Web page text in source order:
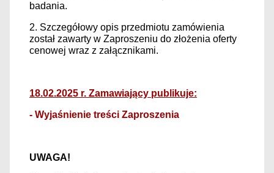
badania.
2. Szczegółowy opis przedmiotu zamówienia
został zawarty w Zaproszeniu do złożenia oferty
cenowej wraz z załącznikami.
18.02.2025 r. Zamawiający publikuje:
- Wyjaśnienie treści Zaproszenia
UWAGA!